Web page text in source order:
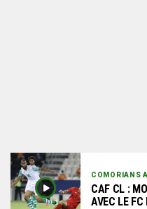
COMORIANS
CAF CL :
AVEC LE FC